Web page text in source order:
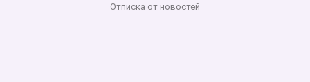
Отписка от новостей